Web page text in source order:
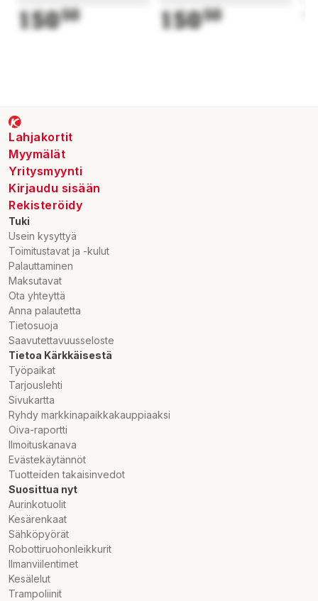
15050 15050
Lahjakortit
Myymälät
Yritysmyynti
Kirjaudu sisään
Rekisteröidy
Tuki
Usein kysyttyä
Toimitustavat ja -kulut
Palauttaminen
Maksutavat
Ota yhteyttä
Anna palautetta
Tietosuoja
Saavutettavuusseloste
Tietoa Kärkkäisestä
Työpaikat
Tarjouslehti
Sivukartta
Ryhdy markkinapaikkakauppiaaksi
Oiva-raportti
Ilmoituskanava
Evästekäytännöt
Tuotteiden takaisinvedot
Suosittua nyt
Aurinkotuolit
Kesärenkaat
Sähköpyörät
Robottiruohonleikkurit
Ilmanviilentimet
Kesälelut
Trampoliinit